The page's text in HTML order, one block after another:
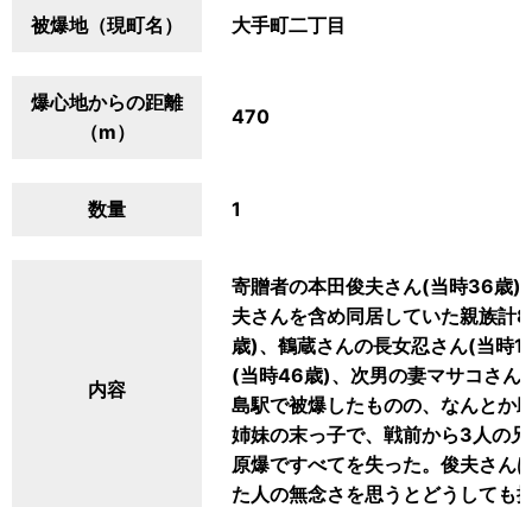
被爆地（現町名） 大手町二丁目
爆心地からの距離
（m）
470
数量 1
内容
寄贈者の本田俊夫さん(当時36歳)
夫さんを含め同居していた親族計
歳)、鶴蔵さんの長女忍さん(当時
(当時46歳)、次男の妻マサコさん
島駅で被爆したものの、なんとか
姉妹の末っ子で、戦前から3人の
原爆ですべてを失った。俊夫さん
た人の無念さを思うとどうしても